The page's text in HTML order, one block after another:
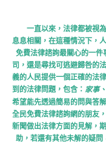
一直以來，法律都被視
息息相關，在這種情況下，
免費法律諮詢最關心的一
司，還是尋找可逃避歸咎的
義的人民提供一個正確的法
到的法律問題，包含： 家事
希望能先透過簡易的問與答
全民免費法律諮詢網的朋友
新聞做出法律方面的見解，
助，若還有其他未解的疑